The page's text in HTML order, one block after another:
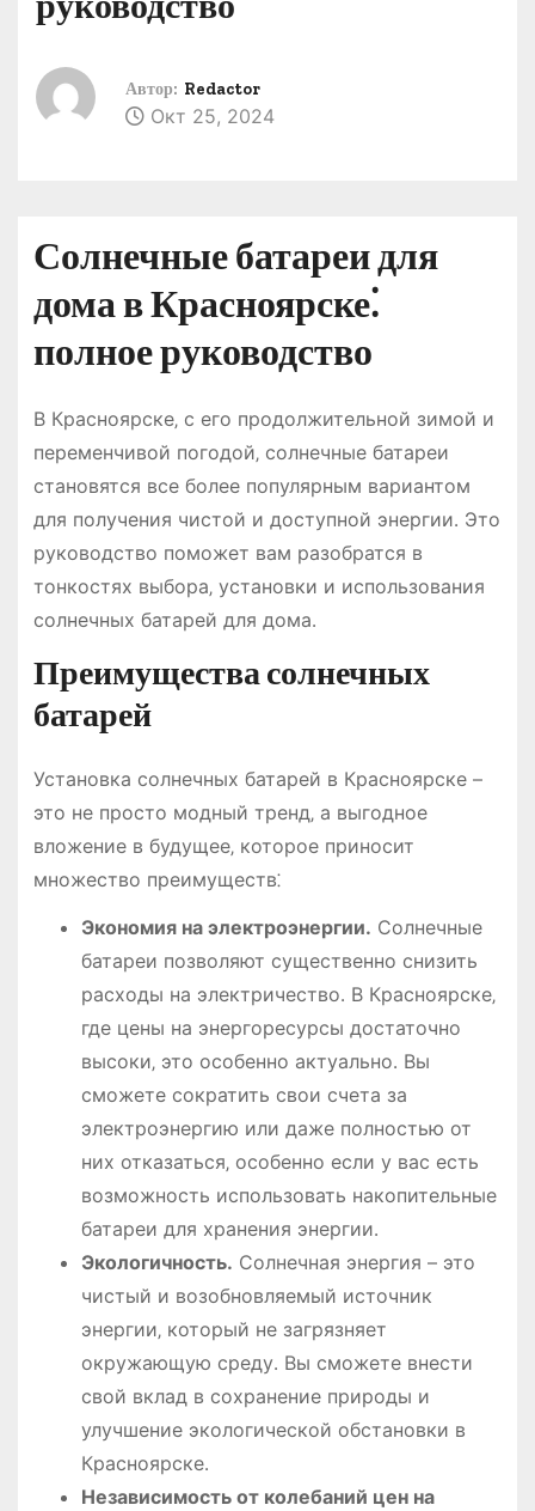
Автор: Redactor
Окт 25, 2024
Солнечные батареи для
дома в Красноярске⁚
полное руководство
В Красноярске‚ с его продолжительной зимой и
переменчивой погодой‚ солнечные батареи
становятся все более популярным вариантом
для получения чистой и доступной энергии․ Это
руководство поможет вам разобратся в
тонкостях выбора‚ установки и использования
солнечных батарей для дома․
Преимущества солнечных
батарей
Установка солнечных батарей в Красноярске –
это не просто модный тренд‚ а выгодное
вложение в будущее‚ которое приносит
множество преимуществ⁚
Экономия на электроэнергии․ Солнечные
батареи позволяют существенно снизить
расходы на электричество․ В Красноярске‚
где цены на энергоресурсы достаточно
высоки‚ это особенно актуально․ Вы
сможете сократить свои счета за
электроэнергию или даже полностью от
них отказаться‚ особенно если у вас есть
возможность использовать накопительные
батареи для хранения энергии․
Экологичность․ Солнечная энергия – это
чистый и возобновляемый источник
энергии‚ который не загрязняет
окружающую среду․ Вы сможете внести
свой вклад в сохранение природы и
улучшение экологической обстановки в
Красноярске․
Независимость от колебаний цен на